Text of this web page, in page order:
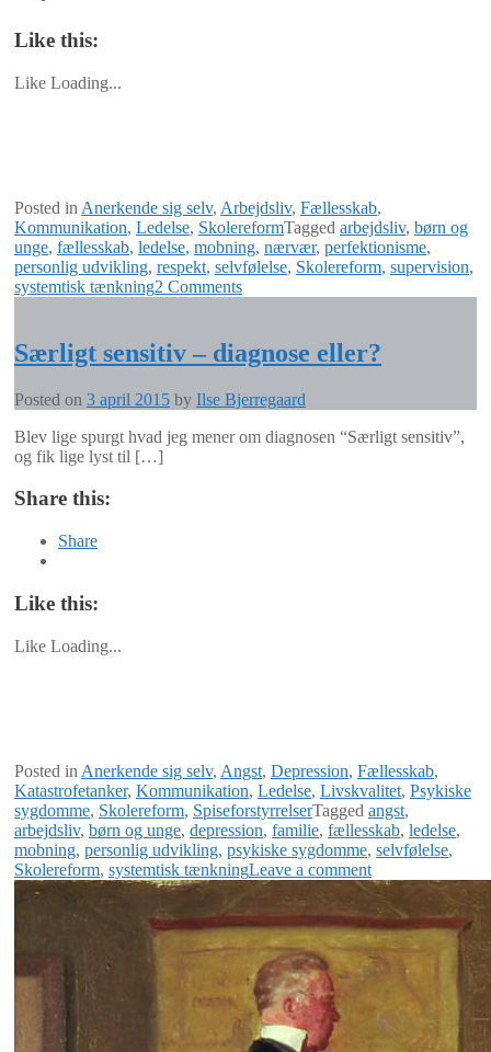
Like this:
Like Loading...
Posted in Anerkende sig selv, Arbejdsliv, Fællesskab,
Kommunikation, Ledelse, SkolereformTagged arbejdsliv, børn og
unge, fællesskab, ledelse, mobning, nærvær, perfektionisme,
personlig udvikling, respekt, selvfølelse, Skolereform, supervision,
systemtisk tænkning2 Comments
Særligt sensitiv – diagnose eller?
Posted on 3 april 2015 by Ilse Bjerregaard
Blev lige spurgt hvad jeg mener om diagnosen “Særligt sensitiv”,
og fik lige lyst til […]
Share this:
Share
Like this:
Like Loading...
Posted in Anerkende sig selv, Angst, Depression, Fællesskab,
Katastrofetanker, Kommunikation, Ledelse, Livskvalitet, Psykiske
sygdomme, Skolereform, SpiseforstyrrelserTagged angst,
arbejdsliv, børn og unge, depression, familie, fællesskab, ledelse,
mobning, personlig udvikling, psykiske sygdomme, selvfølelse,
Skolereform, systemtisk tænkningLeave a comment